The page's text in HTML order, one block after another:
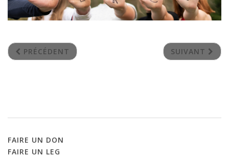
PRÉCÉDENT SUIVANT
FAIRE UN DON
FAIRE UN LEG